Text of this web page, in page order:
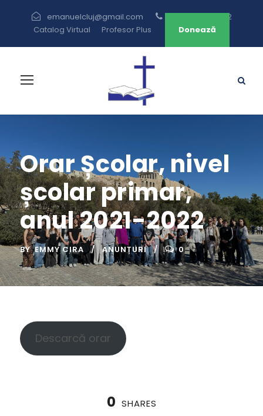
emanuelcluj@gmail.com
+40 264 433 582
Catalog Virtual
Profesor Plus Donează
Orar Școlar, nivel
școlar primar,
anul 2021-2022
BY EMMY CIRA ANUNȚURI 0
Descarcă orar
0 SHARES